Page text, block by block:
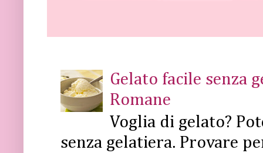
Gelato facile senza
Romane
Voglia di gelato?
senza gelatiera. Provare